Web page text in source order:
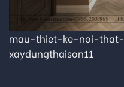
mau-thiet-ke-noi-
xaydungthaison11